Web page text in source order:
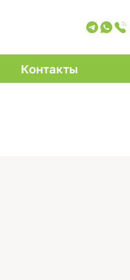
Контакты